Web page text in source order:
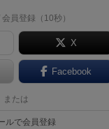
90分前後
選手とボールを動かしな
式で、交互に11人の選手
カーのゲーム展開と対局型
ードゲームです。
Soushi Otaki）
員登録（10秒）
X
Facebook
または
ルで会員登録